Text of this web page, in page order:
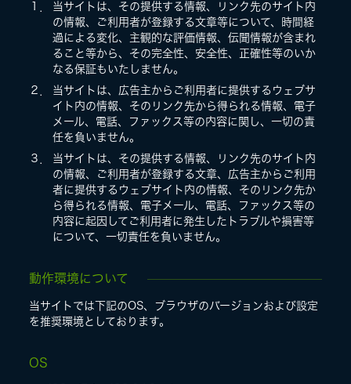
当サイトは、その提供する情報、リンク先のサイト内
の情報、ご利用者が登録する文章等について、時間経
過による変化、主観的な評価情報、伝聞情報が含まれ
ること等から、その完全性、安全性、正確性等のいか
なる保証もいたしません。
２．
当サイトは、広告主からご利用者に提供するウェブサ
イト内の情報、そのリンク先から得られる情報、電子
メール、電話、ファックス等の内容に関し、一切の責
任を負いません。
３．
当サイトは、その提供する情報、リンク先のサイト内
の情報、ご利用者が登録する文章、広告主からご利用
者に提供するウェブサイト内の情報、そのリンク先か
ら得られる情報、電子メール、電話、ファックス等の
内容に起因してご利用者に発生したトラブルや損害等
について、一切責任を負いません。
動作環境について
当サイトでは下記のOS、ブラウザのバージョンおよび設定
を推奨環境としております。
OS